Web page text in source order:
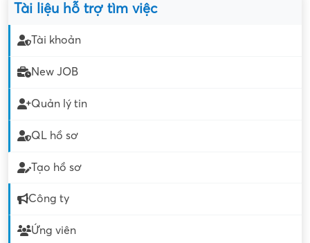
Tài liệu hỗ trợ tìm việc
Tài khoản
New JOB
Quản lý tin
QL hồ sơ
Tạo hồ sơ
Công ty
Ứng viên